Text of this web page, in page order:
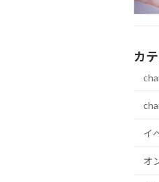
カ
イ
オ